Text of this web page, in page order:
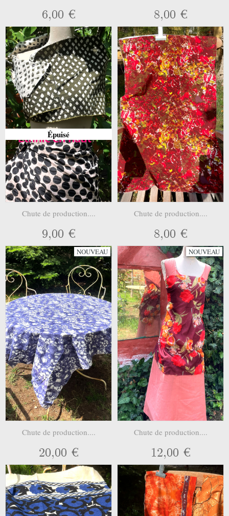
6,00 € 8,00 €
Épuisé
Chute de production....
9,00 €
Chute de production....
8,00 €
NOUVEAU
Chute de production....
20,00 €
NOUVEAU
Chute de production....
12,00 €